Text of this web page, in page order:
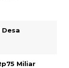
Miliar